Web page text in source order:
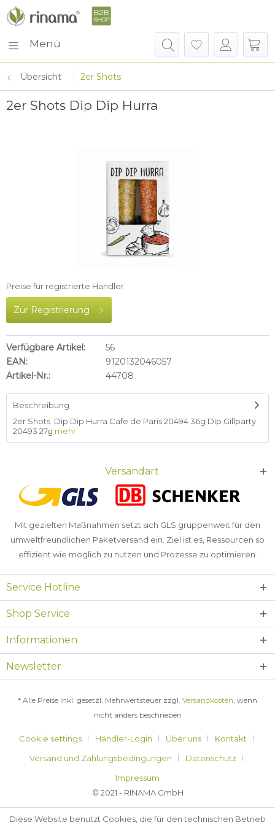
Menü
Übersicht 2er Shots
2er Shots Dip Dip Hurra
Preise für registrierte Händler
Zur Registrierung
Verfügbare Artikel:
56
EAN:
9120132046057
Artikel-Nr.:
44708
Beschreibung
2er Shots Dip Dip Hurra Cafe de Paris 20494 36g Dip Gillparty
20493 27g mehr
Versandart
Mit gezielten Maßnahmen setzt sich GLS gruppenweit für den
umweltfreundlichen Paketversand ein. Ziel ist es, Ressourcen so
effizient wie möglich zu nutzen und Prozesse zu optimieren.
Service Hotline
Shop Service
Informationen
Newsletter
* Alle Preise inkl. gesetzl. Mehrwertsteuer zzgl. Versandkosten, wenn
nicht anders beschrieben
Cookie settings Händler-Login Über uns
Kontakt
Versand und Zahlungsbedingungen
Datenschutz
Impressum
© 2021 - RINAMA GmbH
Diese Website benutzt Cookies, die für den technischen Betrieb